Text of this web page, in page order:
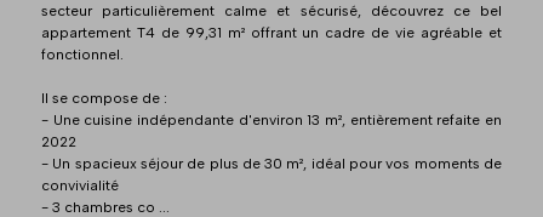
secteur particulièrement calme et sécurisé, découvrez ce bel
appartement T4 de 99,31 m² offrant un cadre de vie agréable et
fonctionnel.
Il se compose de :
- Une cuisine indépendante d'environ 13 m², entièrement refaite en
2022
- Un spacieux séjour de plus de 30 m², idéal pour vos moments de
convivialité
- 3 chambres co ...